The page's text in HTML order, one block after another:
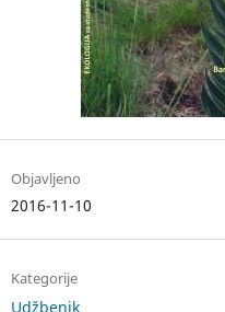
Objavljeno
2016-11-10
Kategorije
Udžbenik